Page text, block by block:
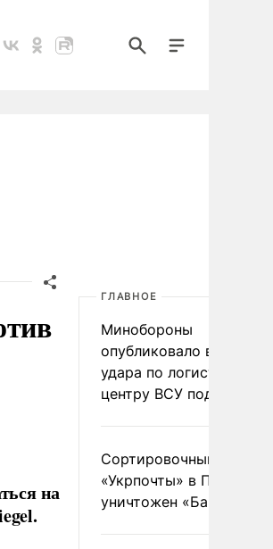
на
ГЛАВНОЕ
Минобороны
опубликовало видео
удара по
центру ВСУ под Киевом
Сортировочный пункт
«Укрпочты» в
уничтожен